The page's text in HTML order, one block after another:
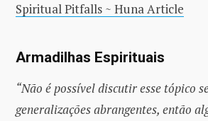
Spiritual Pitfalls ~ Huna Article
Armadilhas Espirituais
“Não é possível discutir esse tópico
generalizações abrangentes, então